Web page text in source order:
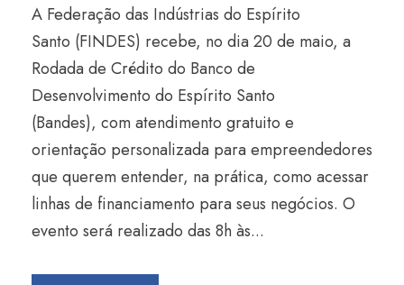
A Federação das Indústrias do Espírito
Santo (FINDES) recebe, no dia 20 de maio, a
Rodada de Crédito do Banco de
Desenvolvimento do Espírito Santo
(Bandes), com atendimento gratuito e
orientação personalizada para empreendedores
que querem entender, na prática, como acessar
linhas de financiamento para seus negócios. O
evento será realizado das 8h às...